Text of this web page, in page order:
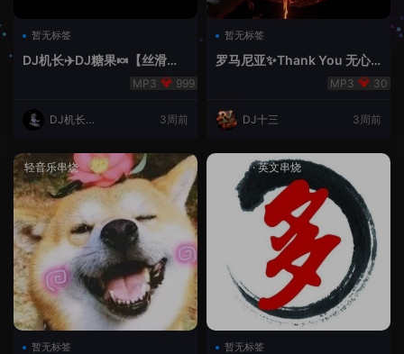
暂无标签
DJ机长✈️DJ糖果🍬【丝滑之
夜5】House摇摆节奏✈️纯净999
DJ机长云
3周前
暂无标签
罗马尼亚✨Thank You 无心
30
DJ十三 3周前
轻音乐串烧
暂无标签
House·英文串烧
暂无标签